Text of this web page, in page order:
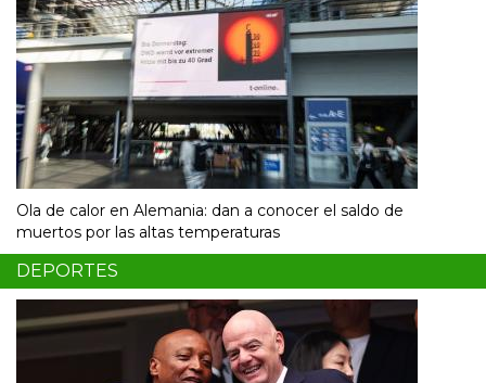
Ola de calor en Alemania: dan a conocer el saldo de
muertos por las altas temperaturas
DEPORTES